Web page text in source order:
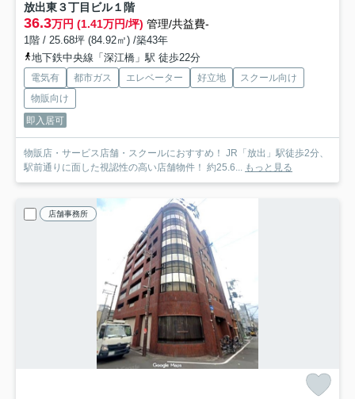
放出東３丁目ビル１階
36.3万円 (1.41万円/坪) 管理/共益費-
1階 / 25.68坪 (84.92㎡) /築43年
地下鉄中央線「深江橋」駅 徒歩22分
電気有 都市ガス エレベーター 好立地
スクール向け
物販向け
即入居可
物販店・サービス店舗・スクールにおすすめ！ JR「放出」駅徒歩2分、
駅前通りに面した視認性の高い店舗物件！ 約25.6... もっと見る
店舗事務所